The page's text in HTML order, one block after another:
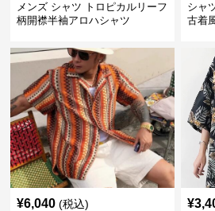
メンズ シャツ トロピカルリーフ
柄開襟半袖アロハシャツ
シャ
古着
¥6,040 (税込) ¥